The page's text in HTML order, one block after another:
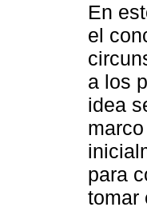
En
el
a los
idea
para
tomar